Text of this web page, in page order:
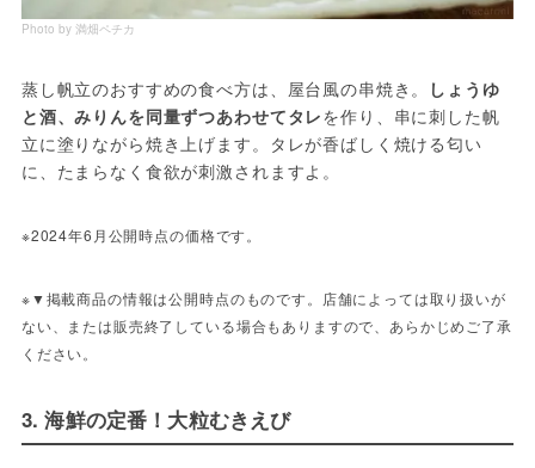
Photo by 満畑ペチカ
蒸し帆立のおすすめの食べ方は、屋台風の串焼き。
しょうゆ
と酒、みりんを同量ずつあわせてタレを作り、串に刺した帆
立に塗りながら焼き上げます。タレが香ばしく焼ける匂い
に、たまらなく食欲が刺激されますよ。
※2024年6月公開時点の価格です。
※▼掲載商品の情報は公開時点のものです。店舗によっては取り扱いが
ない、または販売終了している場合もありますので、あらかじめご了承
ください。
3. 海鮮の定番！大粒むきえび